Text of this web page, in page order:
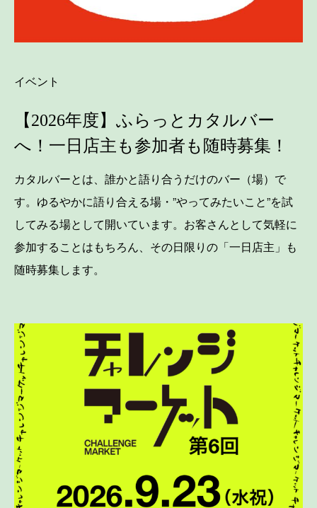
イベント
【2026年度】ふらっとカタルバー
へ！一日店主も参加者も随時募集！
カタルバーとは、誰かと語り合うだけのバー（場）で
す。ゆるやかに語り合える場・”やってみたいこと”を試
してみる場として開いています。お客さんとして気軽に
参加することはもちろん、その日限りの「一日店主」も
随時募集します。